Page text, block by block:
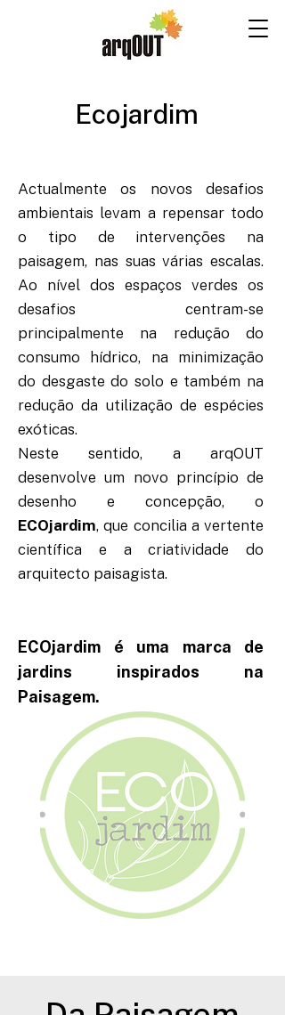
Ecojardim
Actualmente os novos desafios
ambientais levam a repensar todo
o tipo de intervenções na
paisagem, nas suas várias escalas.
Ao nível dos espaços verdes os
desafios centram-se
principalmente na redução do
consumo hídrico, na minimização
do desgaste do solo e também na
redução da utilização de espécies
exóticas.
Neste sentido, a arqOUT
desenvolve um novo princípio de
desenho e concepção, o
ECOjardim, que concilia a vertente
científica e a criatividade do
arquitecto paisagista.
ECOjardim é uma marca de
jardins inspirados na
Paisagem.